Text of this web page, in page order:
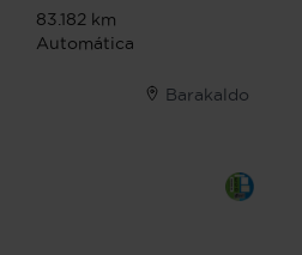
83.182 km
Automática
Barakaldo